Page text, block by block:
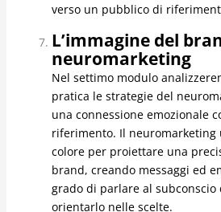
verso un pubblico di
L’immagine del
neuromarketing
Nel settimo modulo
pratica le strategie del
una connessione emozionale
riferimento. Il neuromarketing
colore per proiettare una
brand, creando messaggi ed
grado di parlare al subconscio
orientarlo nelle scelte.